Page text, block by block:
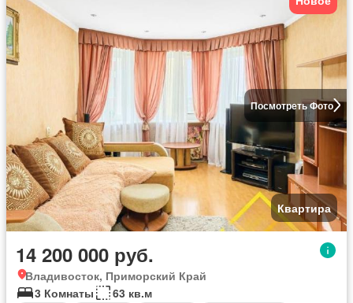
Посмотреть Фото
Квартира
14 200 000 руб.
Владивосток, Приморский Край
3 Комнаты
63 кв.м